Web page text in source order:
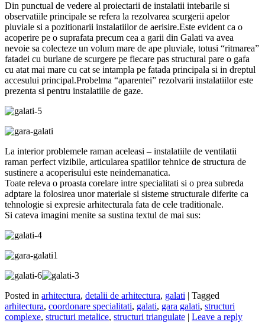
Din punctual de vedere al proiectarii de instalatii intebarile si
observatiile principale se refera la rezolvarea scurgerii apelor
pluviale si a pozitionarii instalatiilor de aerisire.Este evident ca o
acoperire pe o suprafata precum cea a garii din Galati va avea
nevoie sa colecteze un volum mare de ape pluviale, totusi “ritmarea”
fatadei cu burlane de scurgere pe fiecare pas structural pare o gafa
cu atat mai mare cu cat se intampla pe fatada principala si in dreptul
accesului principal.Probelma “aparentei” rezolvarii instalatiilor este
prezenta si pentru instalatiile de gaze.
La interior problemele raman aceleasi – instalatiile de ventilatii
raman perfect vizibile, articularea spatiilor tehnice de structura de
sustinere a acoperisului este neindemanatica.
Toate releva o proasta corelare intre specialitati si o prea subreda
adptare la folosirea unor materiale si sisteme structurale diferite ca
tehnologie si expresie arhitecturala fata de cele traditionale.
Si cateva imagini menite sa sustina textul de mai sus:
Posted in arhitectura, detalii de arhitectura, galati | Tagged
arhitectura, coordonare specialitati, galati, gara galati, structuri
complexe, structuri metalice, structuri triangulate | Leave a reply